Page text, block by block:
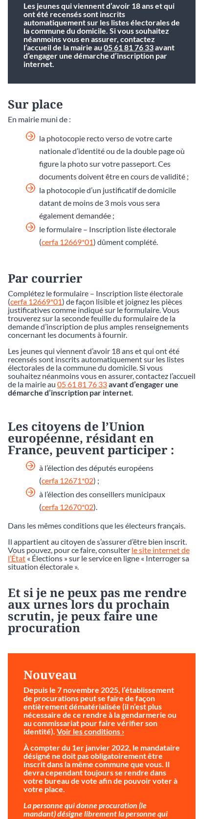
Les jeunes qui viennent d’avoir 18 ans et qui
ont été recensés sont inscrits
automatiquement sur les listes électorales de
la commune du domicile. Si vous souhaitez
néanmoins vous en assurer, contactez
l’accueil de la mairie au 05 61 81 76 33avant
d’engager une démarche d’inscription par
internet.
Sur place
En mairie muni de :
la photocopie recto verso de votre carte
nationale d’identité ou de la double page où
figure la photo sur votre passeport. Ces
documents doivent être en cours de validité ;
la photocopie d’un justificatif de domicile
datant de moins de 3 mois vous sera
également demandée ;
le formulaire – Inscription liste électorale
(cerfa 12669*01) dûment complété.
Par courrier
Complétez le formulaire – Inscription liste électorale
(cerfa 12669*01) de façon lisible et joignez les pièces
justificatives comme indiqué sur le formulaire. Vous
trouverez sur la seconde feuille du formulaire de la
demande d’inscription de plus amples renseignements
concernant les documents à fournir.
Les jeunes qui viennent d’avoir 18 ans et qui ont été
recensés sont inscrits automatiquement sur les listes
électorales de la commune du domicile. Si vous
souhaitez néanmoins vous en assurer, contactez l’accueil
de la mairie au 05 61 81 76 33avant d’engager une
démarche d’inscription par internet
Les citoyens de l’Union
européenne, résidant en
France, peuvent participer :
à l’élection des députés européens
(cerfa 12671*02) ;
à l’élection des conseillers municipaux
(cerfa 12670*02).
Dans les mêmes conditions que les électeurs français.
Il appartient au citoyen de s’assurer d’être bien inscrit.
Vous pouvez, pour ce faire, consulter le site internet de
l’État « Élections » sur le service en ligne « Interroger sa
situation électorale ».
Et si je ne peux pas me rendre
aux urnes lors du prochain
scrutin, je peux faire une
procuration
Nouveau
Depuis le 7 novembre 2025, l’établissement
de procurations peut se faire de façon
entièrement dématérialisée (il n’est plus
nécessaire de ce rendre à la gendarmerie ou
au commissariat pour faire vérifier son
identité). Voir les conditions ›
À compter du 1er janvier 2022, le mandataire
désigné ne doit pas obligatoirement être
inscrit dans la même commune que vous. Il
devra cependant toujours se rendre dans
votre bureau de vote afin de pouvoir voter à
votre place.
La personne qui donne procuration (le
mandant) désigne librement la personne qui